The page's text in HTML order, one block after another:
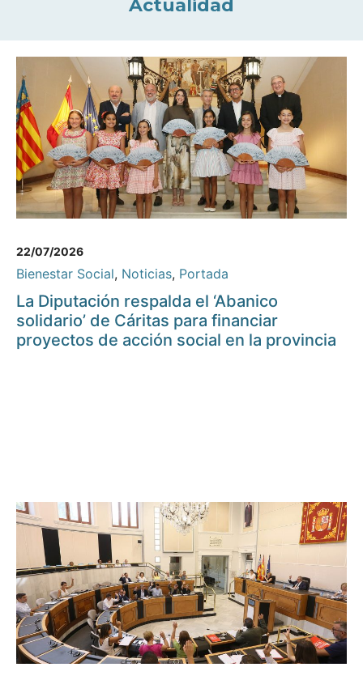
Actualidad
22/07/2026
Bienestar Social, Noticias, Portada
La Diputación respalda el ‘Abanico
solidario’ de Cáritas para financiar
proyectos de acción social en la provincia